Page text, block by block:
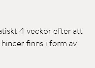
4 veckor efter att
finns i form av